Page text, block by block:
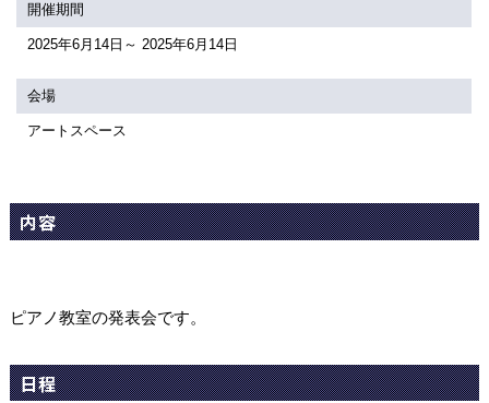
アクセシビリティ/
サービス
会員制度のご案内
開催期間
2025年6月14日～ 2025年6月14日
会場
アートスペース
内容
ピアノ教室の発表会です。
日程
関連団体・施設